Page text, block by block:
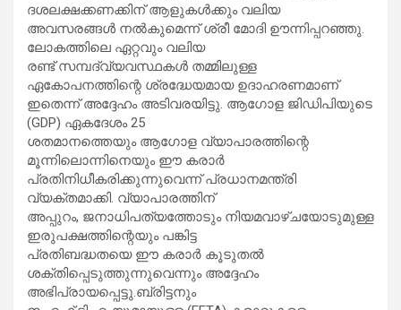
ദശലക്ഷക്കണക്കിന് ആളുകൾക്കും വലിയ
അവസരങ്ങൾ നൽകുമെന്ന് ശ്രീ മോദി ഊന്നിപ്പറഞ്ഞു.
ലോകത്തിലെ ഏറ്റവും വലിയ
രണ്ട് സമ്പദ്‌വ്യവസ്ഥകൾ തമ്മിലുള്ള
ഏകോപനത്തിന്റെ ശ്രദ്ധേയമായ ഉദാഹരണമാണ്
ഇതെന്ന് അദ്ദേഹം അടിവരയിട്ടു. ആഗോള ജിഡിപിയുടെ
(GDP) ഏകദേശം 25
ശതമാനത്തെയും ആഗോള വ്യാപാരത്തിന്റെ
മൂന്നിലൊന്നിനെയും ഈ കരാർ
പ്രതിനിധീകരിക്കുന്നുവെന്ന് പ്രധാനമന്ത്രി
വ്യക്തമാക്കി. വ്യാപാരത്തിന്
അപ്പുറം, ജനാധിപത്യത്തോടും നിയമവാഴ്ചയോടുമുള്ള
ഇരുപക്ഷത്തിന്റെയും പങ്കിട്ട
പ്രതിബദ്ധതയെ ഈ കരാർ കൂടുതൽ
ശക്തിപ്പെടുത്തുന്നുവെന്നും അദ്ദേഹം
അഭിപ്രായപ്പെട്ടു.ബ്രിട്ടനും